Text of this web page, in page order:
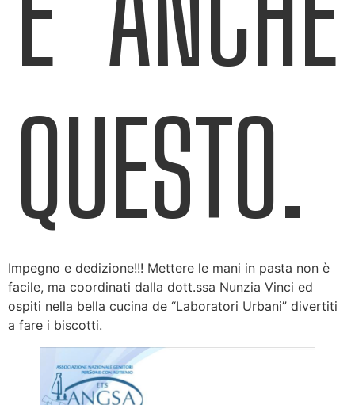
QUESTO.
Impegno e dedizione!!! Mettere le mani in pasta non è
facile, ma coordinati dalla dott.ssa Nunzia Vinci ed
ospiti nella bella cucina de “Laboratori Urbani” divertiti
a fare i biscotti.